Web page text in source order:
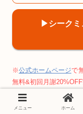
▶︎シークミ
※公式ホームページで
無料&初回月謝20%OFF
メニュー ホーム